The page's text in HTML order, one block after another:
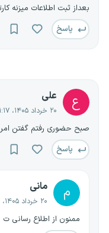
بعداز ثبت اطلاعات میزنه
پاسخ
ع علی
۲۰ خرداد ۱۴۰۵، ۱۱:۱۷
صبح حضوری رفتم گفتن
پاسخ
م مانی
۲۰ خرداد ۱۴۰۵، ۱۱:۳۴
ممنون از اطلاع رسانی